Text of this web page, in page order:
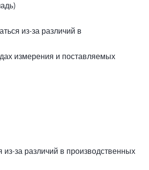
из-за различий в
измерения и поставляемых
за различий в производственных